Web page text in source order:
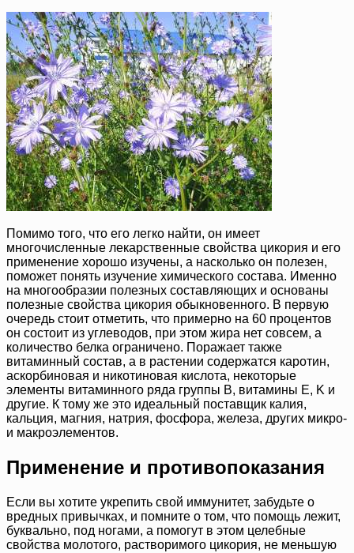
Помимо того, что его легко найти, он имеет
многочисленные лекарственные свойства цикория и его
применение хорошо изучены, а насколько он полезен,
поможет понять изучение химического состава. Именно
на многообразии полезных составляющих и основаны
полезные свойства цикория обыкновенного. В первую
очередь стоит отметить, что примерно на 60 процентов
он состоит из углеводов, при этом жира нет совсем, а
количество белка ограничено. Поражает также
витаминный состав, а в растении содержатся каротин,
аскорбиновая и никотиновая кислота, некоторые
элементы витаминного ряда группы B, витамины E, K и
другие. К тому же это идеальный поставщик калия,
кальция, магния, натрия, фосфора, железа, других микро-
и макроэлементов.
Применение и противопоказания
Если вы хотите укрепить свой иммунитет, забудьте о
вредных привычках, и помните о том, что помощь лежит,
буквально, под ногами, а помогут в этом целебные
свойства молотого, растворимого цикория, не меньшую